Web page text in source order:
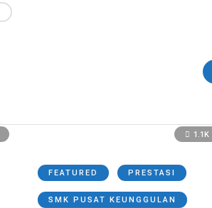
1.1K
FEATURED PRESTASI
SMK PUSAT KEUNGGULAN